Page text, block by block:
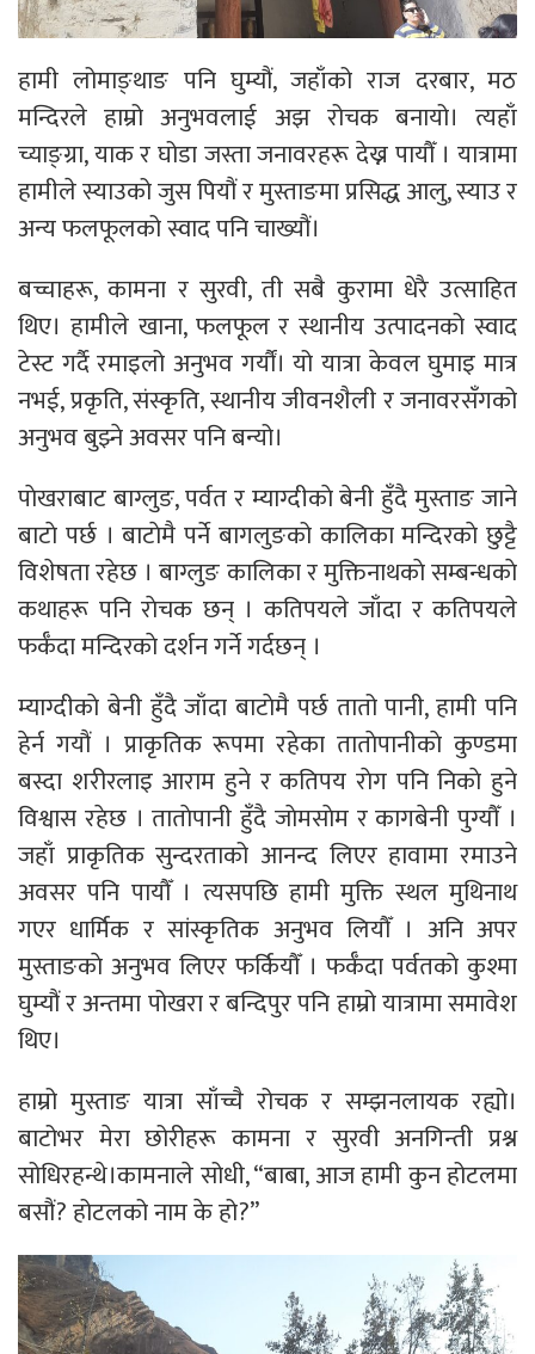
हामी लोमाङ्थाङ पनि घुम्यौं, जहाँको राज दरबार, मठ
मन्दिरले हाम्रो अनुभवलाई अझ रोचक बनायो। त्यहाँ
च्याङ्ग्रा, याक र घोडा जस्ता जनावरहरू देख्न पायौँ । यात्रामा
हामीले स्याउको जुस पियौं र मुस्ताङमा प्रसिद्ध आलु, स्याउ र
अन्य फलफूलको स्वाद पनि चाख्यौं।
बच्चाहरू, कामना र सुरवी, ती सबै कुरामा धेरै उत्साहित
थिए। हामीले खाना, फलफूल र स्थानीय उत्पादनको स्वाद
टेस्ट गर्दै रमाइलो अनुभव गर्यौं। यो यात्रा केवल घुमाइ मात्र
नभई, प्रकृति, संस्कृति, स्थानीय जीवनशैली र जनावरसँगको
अनुभव बुझ्ने अवसर पनि बन्यो।
पाेखराबाट बाग्लुङ, पर्वत र म्याग्दीकाे बेनी हुँदै मुस्ताङ जाने
बाटाे पर्छ । बाटाेमै पर्ने बागलुङको कालिका मन्दिरकाे छुट्टै
विशेषता रहेछ । बाग्लुङ कालिका र मुक्तिनाथकाे सम्बन्धकाे
कथाहरू पनि राेचक छन् । कतिपयले जाँदा र कतिपयले
फर्कँदा मन्दिरकाे दर्शन गर्ने गर्दछन् ।
म्याग्दीकाे बेनी हुँदै जाँदा बाटाेमै पर्छ तातो पानी, हामी पनि
हेर्न गयौं । प्राकृतिक रूपमा रहेका ताताेपानीकाे कुण्डमा
बस्दा शरीरलाइ आराम हुने र कतिपय राेग पनि निकाे हुने
विश्वास रहेछ । ताताेपानी हुँदै जाेमसाेम र कागबेनी पुग्यौँ ।
जहाँ प्राकृतिक सुन्दरताको आनन्द लिएर हावामा रमाउने
अवसर पनि पायाैँ । त्यसपछि हामी मुक्ति स्थल मुथिनाथ
गएर धार्मिक र सांस्कृतिक अनुभव लियाैँ । अनि अपर
मुस्ताङकाे अनुभव लिएर फर्कियाैँ । फर्कँदा पर्वतकाे कुश्मा
घुम्यौं र अन्तमा पोखरा र बन्दिपुर पनि हाम्रो यात्रामा समावेश
थिए।
हाम्रो मुस्ताङ यात्रा साँच्चै रोचक र सम्झनलायक रह्यो।
बाटोभर मेरा छोरीहरू कामना र सुरवी अनगिन्ती प्रश्न
सोधिरहन्थे।कामनाले सोधी, “बाबा, आज हामी कुन होटलमा
बसौं? होटलको नाम के हो?”